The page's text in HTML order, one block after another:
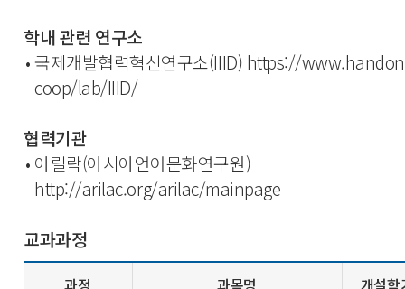
학내 관련 연구소
•국제개발협력혁신연구소(IIID) https://
coop/lab/IIID/
협력기관
• 아릴락(아시아언어문화연구원)
http://arilac.org/arilac/mainpage
교과과정
과정 과목명 개설학